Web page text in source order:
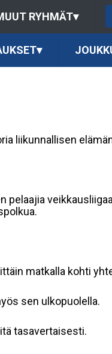
RYHMÄT▾
▾
liikunnallisen
matkalla kohti
sen ulkopuolella.
tasavertaisesti.